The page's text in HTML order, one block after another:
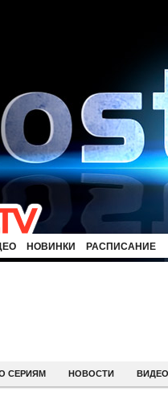
НОВИНКИ РАСПИСАНИЕ
СЕРИЯМ НОВОСТИ ВИДЕО